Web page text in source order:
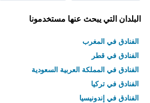
البلدان التي يبحث عنها مستخدمونا
الفنادق في المغرب
الفنادق في قطر
الفنادق في المملكة العربية السعودية
الفنادق في تركيا
الفنادق في إندونيسيا